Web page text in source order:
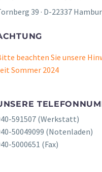
39 · D-22337
beachten Sie unsere
Sommer 2024
591507 (Werkstatt)
50049099 (Notenladen)
5000651 (Fax)